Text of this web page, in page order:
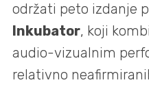
održati peto izdanje
Inkubator, koji
audio-vizualnim
relativno